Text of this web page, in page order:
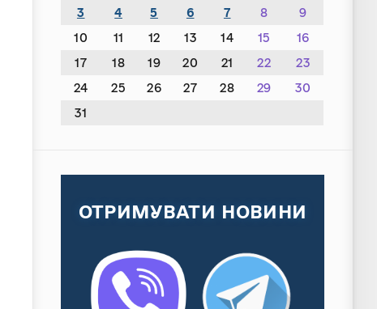
3
4 5 6 7 8
9
10
11 12 13 14 15
16
17
18 19 20 21 22
23
24
25 26 27 28 29
30
31
ОТРИМУВАТИ НОВИНИ